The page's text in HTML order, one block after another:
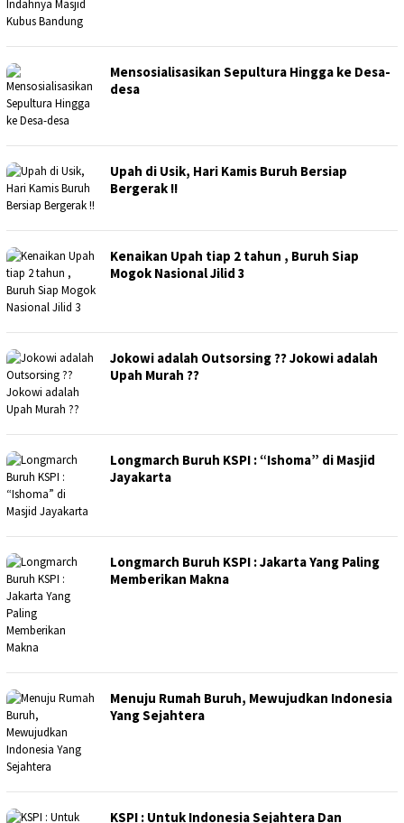
Mensosialisasikan Sepultura Hingga ke Desa-
desa
Upah di Usik, Hari Kamis Buruh Bersiap
Bergerak !!
Kenaikan Upah tiap 2 tahun , Buruh Siap
Mogok Nasional Jilid 3
Jokowi adalah Outsorsing ?? Jokowi adalah
Upah Murah ??
Longmarch Buruh KSPI : “Ishoma” di Masjid
Jayakarta
Longmarch Buruh KSPI : Jakarta Yang Paling
Memberikan Makna
Menuju Rumah Buruh, Mewujudkan Indonesia
Yang Sejahtera
KSPI : Untuk Indonesia Sejahtera Dan